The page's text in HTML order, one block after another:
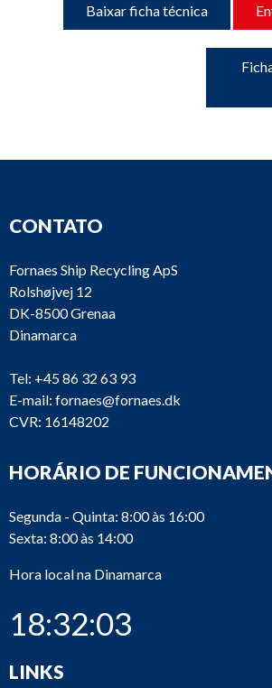
Baixar ficha técnica
CONTATO
Fornaes Ship Recycling ApS
Rolshøjvej 12
DK-8500 Grenaa
Dinamarca
Tel: +45 86 32 63 93
E-mail: fornaes@fornaes.dk
CVR: 16148202
HORÁRIO DE
Segunda - Quinta: 8:00 às 16:00
Sexta: 8:00 às 14:00
Hora local na Dinamarca
18:32:03
LINKS